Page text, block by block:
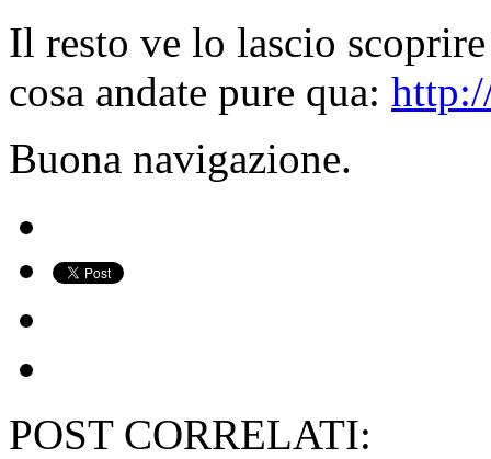
Il resto ve lo lascio
cosa andate pure qua:
Buona navigazione.
POST CORRELATI: